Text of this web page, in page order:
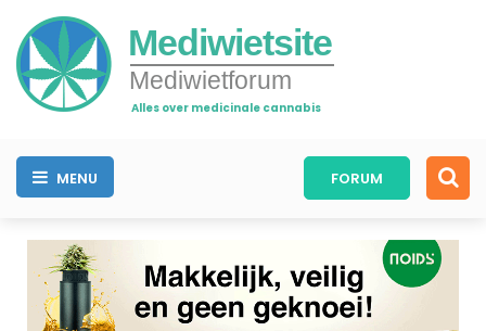
Mediwietsite
Mediwietforum
Alles over medicinale cannabis
MENU FORUM